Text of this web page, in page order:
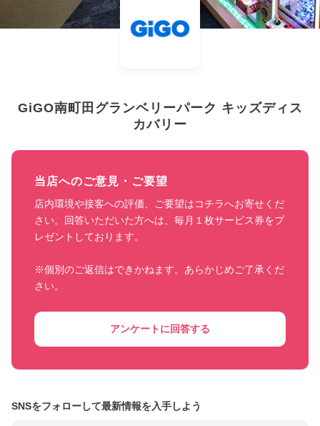
GiGO南町田グランベリーパーク キッズディス
カバリー
当店へのご意見・ご要望
店内環境や接客への評価、ご要望はコチラへお寄せくだ
さい。回答いただいた方へは、毎月１枚サービス券をプ
レゼントしております。
※個別のご返信はできかねます。あらかじめご了承くだ
さい。
アンケートに回答する
SNSをフォローして最新情報を入手しよう